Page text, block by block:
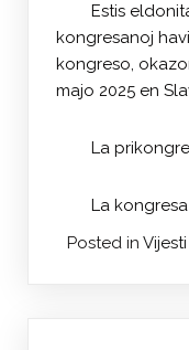
Estis
kongresanoj
kongreso,
majo 2025 en
La
La
Posted in Vijesti